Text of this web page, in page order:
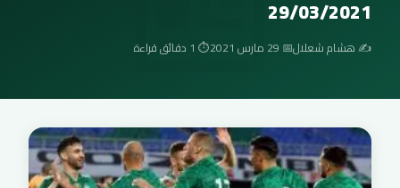
29/03/2021
✍️ هشام شعلال📅 29 مارس 2021 ⏱️ 1 دقائق قراءة